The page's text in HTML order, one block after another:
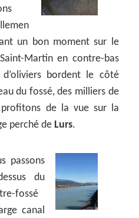
un bon moment sur le
Martin en contre-bas
bordent le côté
du fossé, des milliers de
de la vue sur la
perché de Lurs.
passons
du
fossé
canal